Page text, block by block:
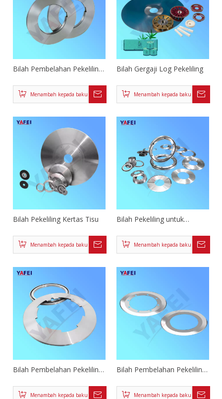
Bilah Pembelahan Pekeliling
Menambah kepada bakul
Bilah Gergaji Log Pekeliling
Menambah kepada bakul
Bilah Pekeliling Kertas Tisu
Menambah kepada bakul
Bilah Pekeliling untuk
Menambah kepada bakul
Bilah Pembelahan Pekeliling
Menambah kepada bakul
Bilah Pembelahan Pekeliling
Menambah kepada bakul